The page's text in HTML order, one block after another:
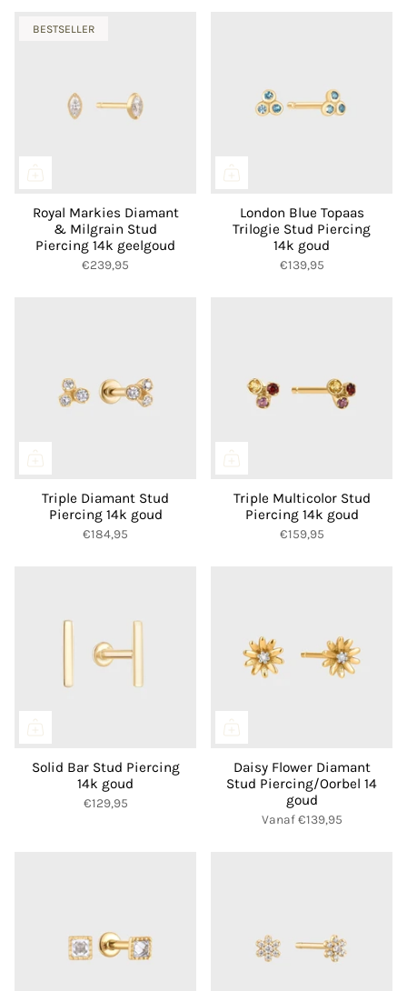
BESTSELLER
Royal Markies Diamant
& Milgrain Stud
Piercing 14k geelgoud
€239,95
London Blue Topaas
Trilogie Stud Piercing
14k goud
€139,95
Triple Diamant Stud
Piercing 14k goud
€184,95
Triple Multicolor Stud
Piercing 14k goud
€159,95
Solid Bar Stud Piercing
14k goud
€129,95
Daisy Flower Diamant
Stud Piercing/Oorbel 14
goud
Vanaf€139,95